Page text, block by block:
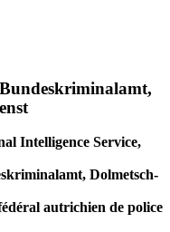
Intelligence Service,
Dolmetsch-
autrichien de police